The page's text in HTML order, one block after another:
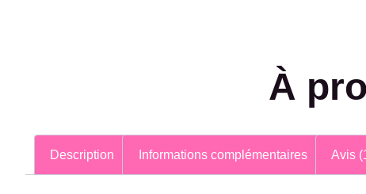
À
Description Informations complémentaires Avis